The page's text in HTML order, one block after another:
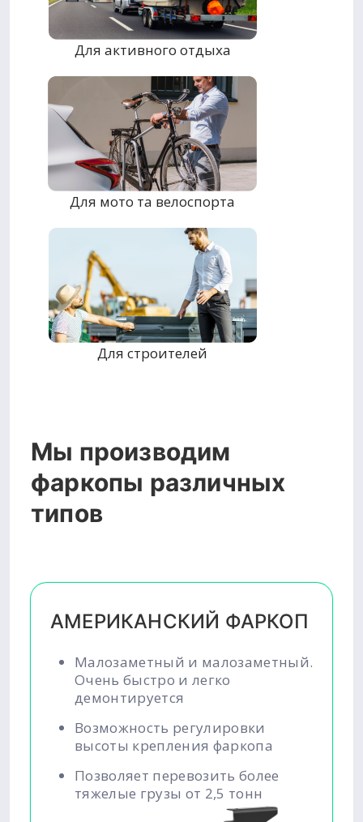
Для активного отдыха
Для мото та велоспорта
Для строителей
Мы производим
фаркопы различных
типов
АМЕРИКАНСКИЙ ФАРКОП
Малозаметный и малозаметный.
Очень быстро и легко
демонтируется
Возможность регулировки
высоты крепления фаркопа
Позволяет перевозить более
тяжелые грузы от 2,5 тонн